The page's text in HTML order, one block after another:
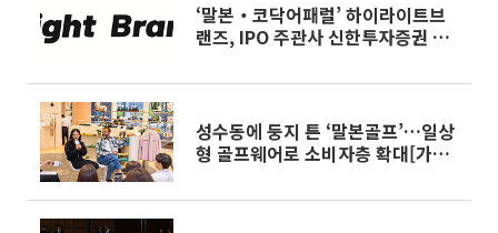
‘말본‧코닥어패럴’ 하이라이트브
랜즈, IPO 주관사 신한투자증권 선
성수동에 둥지 튼 ‘말본골프’…일상
형 골프웨어로 소비자층 확대[가보